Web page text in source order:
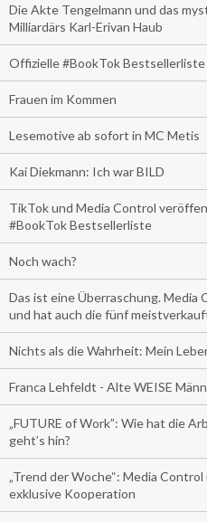
Die Akte Tengelmann und das
Milliardärs Karl-Erivan Haub
Offizielle #BookTok Bestsellerliste
Frauen im Kommen
Lesemotive ab sofort in MC Metis
Kai Diekmann: Ich war BILD
TikTok und Media Control
#BookTok Bestsellerliste
Noch wach?
Das ist eine Überraschung. Media
und hat auch die fünf
Nichts als die Wahrheit: Mein
Franca Lehfeldt - Alte WEISE
„FUTURE of Work”: Wie hat die
geht’s hin?
„Trend der Woche“: Media
exklusive Kooperation